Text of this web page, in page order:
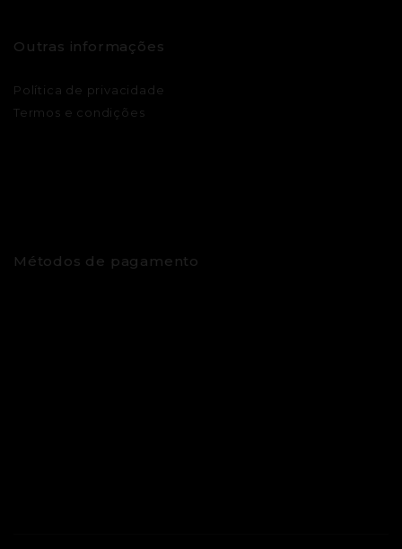
Outras informações
Política de privacidade
Termos e condições
Métodos de pagamento